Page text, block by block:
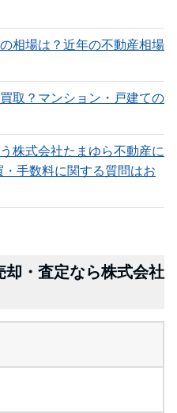
相場は？近年の不動産相場
取？マンション・戸建ての
株式会社たまゆら不動産に
手数料に関する質問はお
・査定なら株式会社